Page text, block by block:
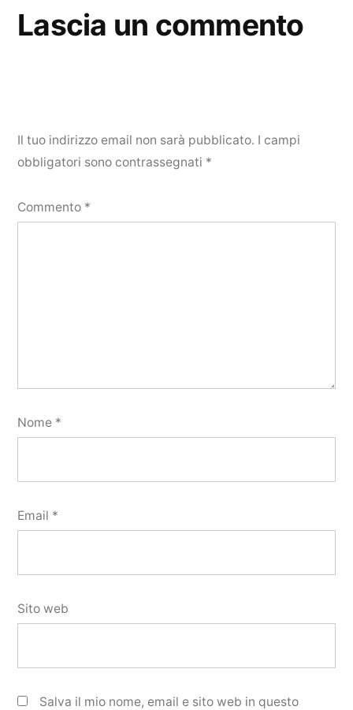
Lascia un commento
Il tuo indirizzo email non sarà pubblicato. I campi
obbligatori sono contrassegnati *
Commento *
Nome *
Email *
Sito web
Salva il mio nome, email e sito web in questo